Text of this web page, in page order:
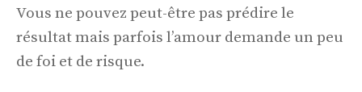
Vous ne pouvez peut-être pas prédire le
résultat mais parfois l’amour demande un peu
de foi et de risque.